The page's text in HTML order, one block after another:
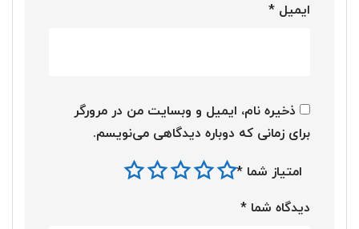
ایمیل *
ذخیره نام، ایمیل و وبسایت من در مرورگر
برای زمانی که دوباره دیدگاهی می‌نویسم.
امتیاز شما *
دیدگاه شما *